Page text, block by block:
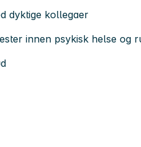
dyktige kollegaer
innen psykisk helse og